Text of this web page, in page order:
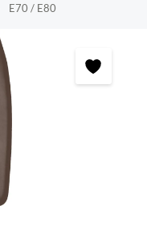
E70 / E80